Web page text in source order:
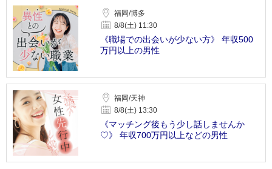
福岡/博多
8/8(土) 11:30
《職場での出会いが少ない方》 年収500
万円以上の男性
福岡/天神
8/8(土) 13:30
《マッチング後もう少し話しませんか
♡》 年収700万円以上などの男性